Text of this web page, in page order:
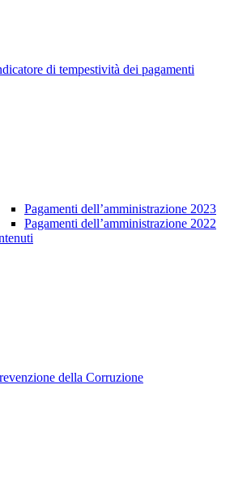
di tempestività dei pagamenti
Pagamenti dell’amministrazione 2023
Pagamenti dell’amministrazione 2022
della Corruzione